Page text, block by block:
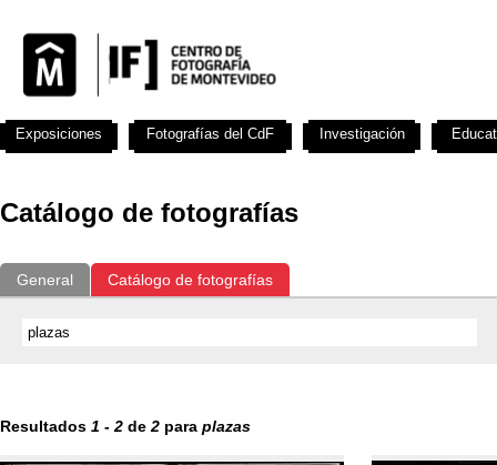
Catálogo de fotografías
General Catálogo de fotografías
Resultados 1 - 2 de 2 para plazas
Exposiciones Fotografías del CdF Investigación